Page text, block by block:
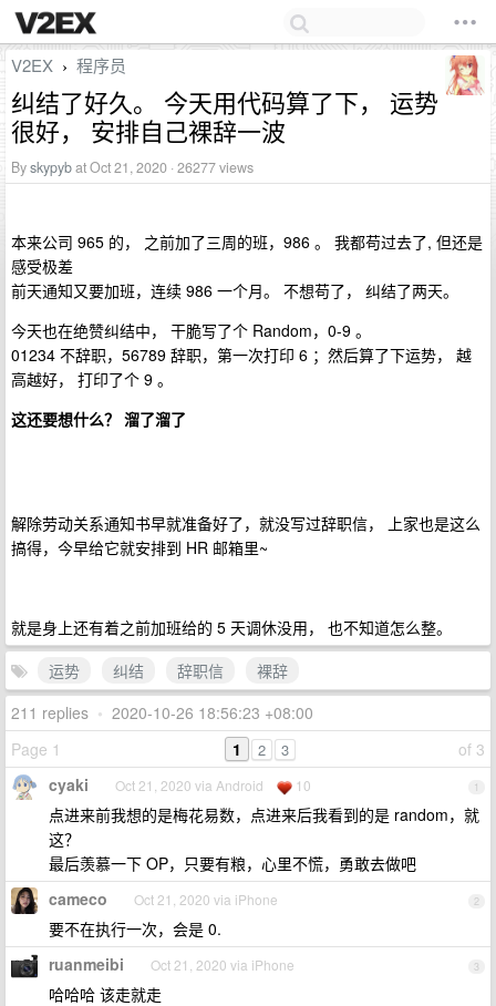
V2EX › 程序员
纠结了好久。 今天用代码算了下， 运势
很好， 安排自己裸辞一波
Byskypybat Oct 21, 2020 · 26277 views
本来公司 965 的， 之前加了三周的班，986 。 我都苟过去了, 但还是
感受极差
前天通知又要加班，连续 986 一个月。 不想苟了， 纠结了两天。
今天也在绝赞纠结中， 干脆写了个 Random，0-9 。
01234 不辞职，56789 辞职，第一次打印 6 ；然后算了下运势， 越
高越好， 打印了个 9 。
这还要想什么？ 溜了溜了
解除劳动关系通知书早就准备好了，就没写过辞职信， 上家也是这么
搞得，今早给它就安排到 HR 邮箱里~
就是身上还有着之前加班给的 5 天调休没用， 也不知道怎么整。
运势
纠结 辞职信
裸辞
211 replies • 2020-10-26 18:56:23 +08:00
Page 1
of 3
1 2 3
1
cyaki Oct 21, 2020 via Android 10
点进来前我想的是梅花易数，点进来后我看到的是 random，就
这？
最后羡慕一下 OP，只要有粮，心里不慌，勇敢去做吧
2
cameco Oct 21, 2020 via iPhone
要不在执行一次，会是 0.
3
ruanmeibi Oct 21, 2020 via iPhone
哈哈哈 该走就走